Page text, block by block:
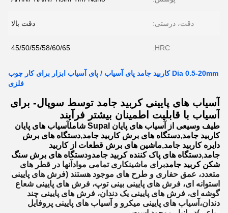
دقت، درستی: دقت بالا
HRC:
45/50/55/58/60/65
Dia 0.5-20mm کاربید جامد پای آسیاب / پای آسیاب ابزار برای کار چوب
فلزی
آسیاب های پایینی کربید جامد توسط سوپال- برای
آسیاب با قابلیت اطمینان بیشتر فرآیند
طیف وسیعی از آسیاب های پایان Supal شامل
آسیاب های پایان
کاربید جامد,دستگاه های برش کاربید جامد,دستگاه های برش
دایره کاربید جامد,ماشین های برش قطعات از کاربید
جامد,دستگاه های پاک کننده کربید جامدودستگاه های برش سنگ
شکن کربید جامدبرای ماشینکاری تمامی مواد آنها در قطر های
متعدد، عمق حفاری و طرح های موجود هستند (فرش های پایینی
استوانه ای، فرش های پایینی بینی توپ، فرش های پایینی شعاع
گوشه ای، فرش های پایینی یک دندان، فرش های پایینی چند
دندان،آسیاب های پایینی میکرو و آسیاب های پایینی پروفایل